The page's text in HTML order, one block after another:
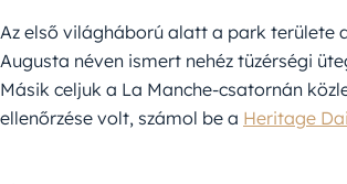
Az első világháború alatt a park területe
Augusta néven ismert nehéz tüzérségi
Másik celjuk a La Manche-csatornán
ellenőrzése volt, számol be a Heritage